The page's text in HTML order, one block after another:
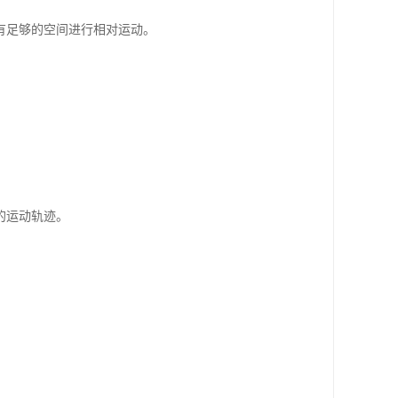
够的空间进行相对运动。
动轨迹。